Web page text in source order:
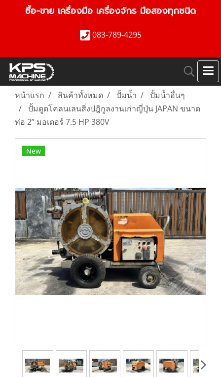
ซื้อ-ขาย เครื่องมือ เครื่องจักร มือสองทุกชนิด
083-789-4295
หน้าแรก สินค้าทั้งหมด ปั้มน้ำ
ปั้มน้ำอื่นๆ
ปั้มดูดโคลนเลนสิ่งปฎิกูลงานเก่าญี่ปุ่น JAPAN ขนาด
ท่อ 2” มอเตอร์ 7.5 HP 380V
New